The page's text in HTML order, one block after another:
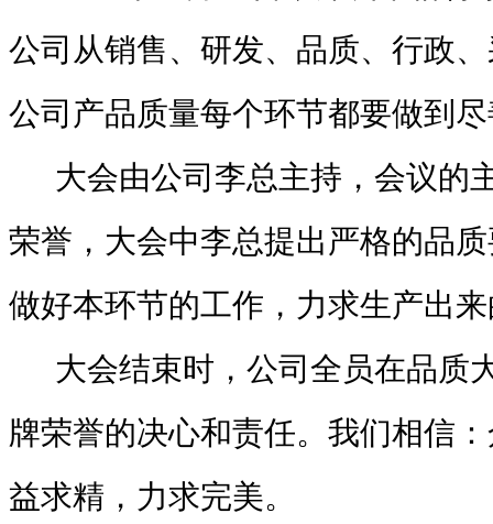
公司从销售、研发、品质、行政
公司产品质量每个环节都要做到
大会由公司李总主持，会议的
荣誉，大会中李总提出严格的品
做好本环节的工作，力求生产出
大会结束时，公司全员在品质
牌荣誉的决心和责任。我们相信
益求精，力求完美。